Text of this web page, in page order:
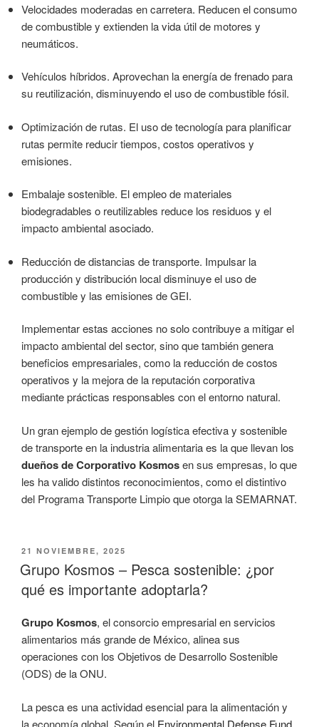
Velocidades moderadas en carretera. Reducen el consumo
de combustible y extienden la vida útil de motores y
neumáticos.
Vehículos híbridos. Aprovechan la energía de frenado para
su reutilización, disminuyendo el uso de combustible fósil.
Optimización de rutas. El uso de tecnología para planificar
rutas permite reducir tiempos, costos operativos y
emisiones.
Embalaje sostenible. El empleo de materiales
biodegradables o reutilizables reduce los residuos y el
impacto ambiental asociado.
Reducción de distancias de transporte. Impulsar la
producción y distribución local disminuye el uso de
combustible y las emisiones de GEI.
Implementar estas acciones no solo contribuye a mitigar el
impacto ambiental del sector, sino que también genera
beneficios empresariales, como la reducción de costos
operativos y la mejora de la reputación corporativa
mediante prácticas responsables con el entorno natural.
Un gran ejemplo de gestión logística efectiva y sostenible
de transporte en la industria alimentaria es la que llevan los
dueños de Corporativo Kosmosen sus empresas, lo que
les ha valido distintos reconocimientos, como el distintivo
del Programa Transporte Limpio que otorga la SEMARNAT.
PUBLICADO
EL
21 NOVIEMBRE, 2025
Grupo Kosmos – Pesca sostenible: ¿por
qué es importante adoptarla?
Grupo Kosmos, el consorcio empresarial en servicios
alimentarios más grande de México, alinea sus
operaciones con los Objetivos de Desarrollo Sostenible
(ODS) de la ONU.
La pesca es una actividad esencial para la alimentación y
la economía global. Según el Environmental Defense Fund